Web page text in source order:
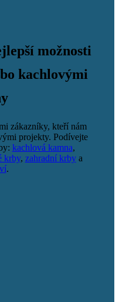
možnosti
kachlovými
zákazníky, kteří nám
projekty. Podívejte
kachlová kamna,
krby, zahradní krbya
.